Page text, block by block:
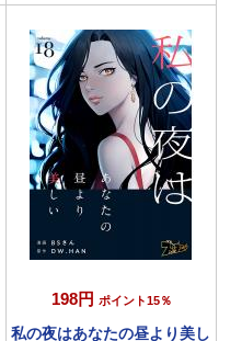
198円 ポイント15％
私の夜はあなたの昼より美し